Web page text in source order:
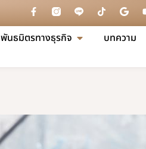
พันธมิตรทางธุรกิจ บทความ